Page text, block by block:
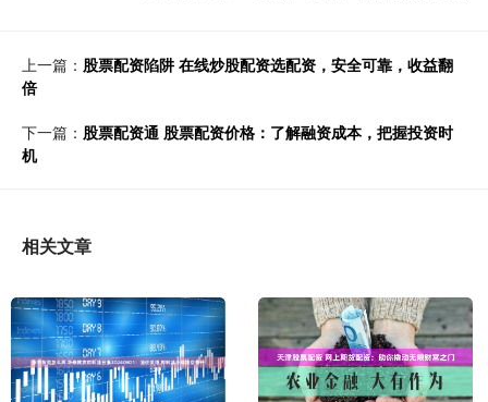
上一篇： 股票配资陷阱 在线炒股配资选配资，安全可靠，收益翻
倍
下一篇： 股票配资通 股票配资价格：了解融资成本，把握投资时
机
相关文章